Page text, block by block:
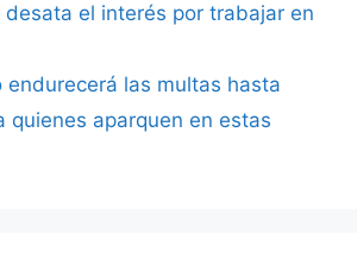
desata el interés por trabajar en
endurecerá las multas hasta
quienes aparquen en estas